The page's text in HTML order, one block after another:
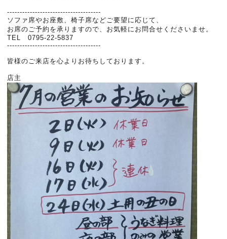
-------------------------------------
ソファ席やお座敷、椅子席などご要望に応じて、
お席のご予約を承りますので、お気軽にお問合せくださいませ。
TEL 0795-22-5837
-------------------------------------
皆様のご来店を心よりお待ちしております。
店主